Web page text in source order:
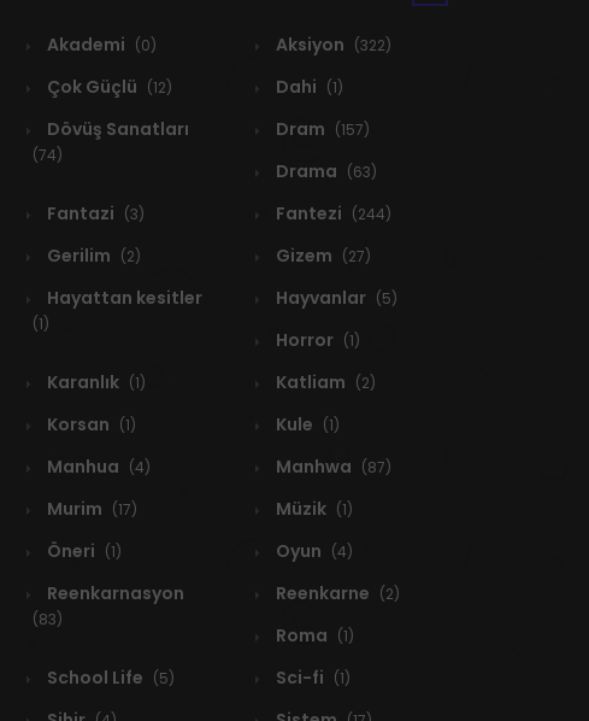
Akademi (0) Aksiyon (322)
Çok Güçlü (12) Dahi (1)
Dövüş Sanatları
(74)
Dram (157)
Drama (63)
Fantazi (3) Fantezi (244)
Gerilim (2) Gizem (27)
Hayattan kesitler
(1)
Hayvanlar (5)
Horror (1)
Karanlık (1) Katliam (2)
Korsan (1) Kule (1)
Manhua (4) Manhwa (87)
Murim (17) Müzik (1)
Öneri (1) Oyun (4)
Reenkarnasyon
(83)
Reenkarne (2)
Roma (1)
School Life (5) Sci-fi (1)